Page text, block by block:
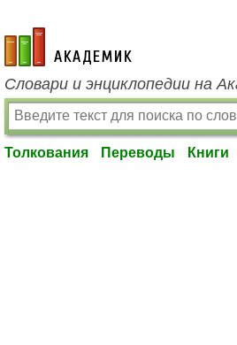
academic.ru
Словари и энциклопедии на
Толкования Переводы Книги